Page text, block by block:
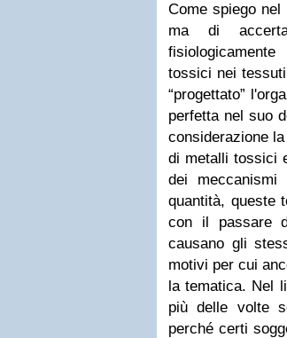
Come spiego
ma di
tossici nei
“progettato”
perfetta nel suo
considerazione
di metalli tossici
dei
quantità, queste
con il passare
causano gli
motivi per cui
la tematica. Nel
più delle volte
perché certi